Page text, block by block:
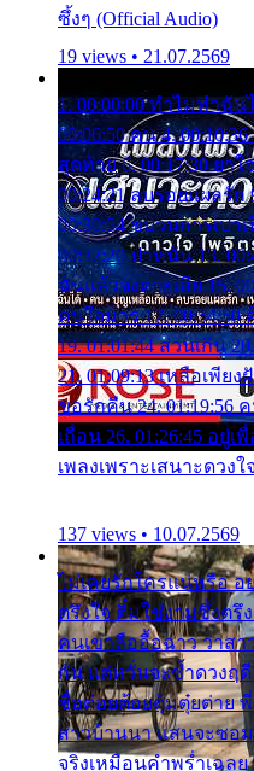
ซึ้งๆ (Official Audio)
19 views • 21.07.2569
1. 00:00:00 ทำไมทำฉัน
00:06:50 คน 4.
สุดท้าย 6. 00:17:30 ยา
00:24:21 ลบรอยแผลรัก
00:30:54 ขบวนการเปา
00:37:20 ปาหนัน 13.
ฉันแล้วจงตายเสีย 15.
คนใจมาร 17. 00:54:50
19. 01:01:44 ส่วนเกิน
21. 01:09:13 เหลือเพียง
ขอรักคืน 24. 01:19:56
เถื่อน 26. 01:26:45 อยู่เ
เพลงเพราะเสนาะดวง
137 views • 10.07.2569
ไม่เคยรักใครแน่หรือ
ตรึงใจ ติ๋มใช่งามซึ้งต
คนเขาลืออื้อฉาว ว่าส
กัน แต่หวั่นจะช้ำดวงฤ
ชื่อต๋อยต้อยตุ้มตุ๋ยต่าย พี่
สาวบ้านนา แสนจะซอ
จริงเหมือนคำพร่ำเฉล